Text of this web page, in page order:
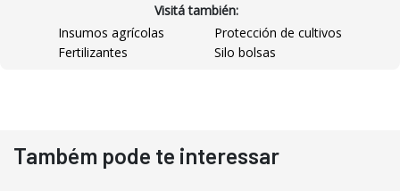
Pá Carregadeira Cat 966
Ano 1987
Visitá también:
Insumos agrícolas
Protección de cultivos
Fertilizantes
Silo bolsas
Também pode te interessar